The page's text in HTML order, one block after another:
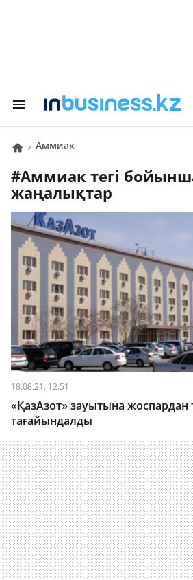
аммиак
# аммиак тегі
жаңалықтар
18.08.21, 12:51
«ҚазАзот» зауытына жоспардан
тағайындалды